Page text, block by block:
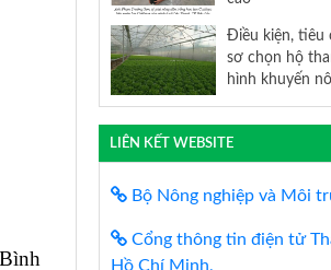
nay
Điều kiện, tiêu
sơ chọn hộ
hình khuyến
LIÊN KẾT WEBSITE
Bộ Nông nghiệp và Môi
Cổng thông tin điện tử
Hồ Chí Minh,